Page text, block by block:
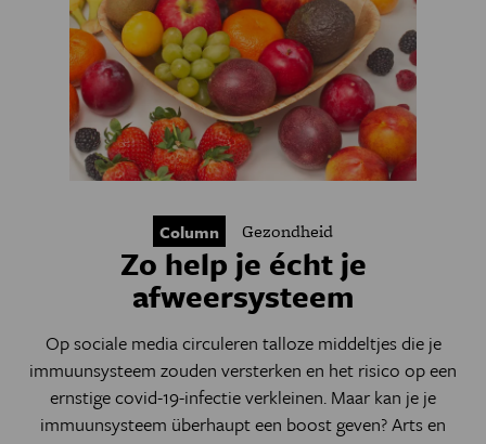
Column Gezondheid
Zo help je écht je
afweersysteem
Op sociale media circuleren talloze middeltjes die je
immuunsysteem zouden versterken en het risico op een
ernstige covid-19-infectie verkleinen. Maar kan je je
immuunsysteem überhaupt een boost geven? Arts en